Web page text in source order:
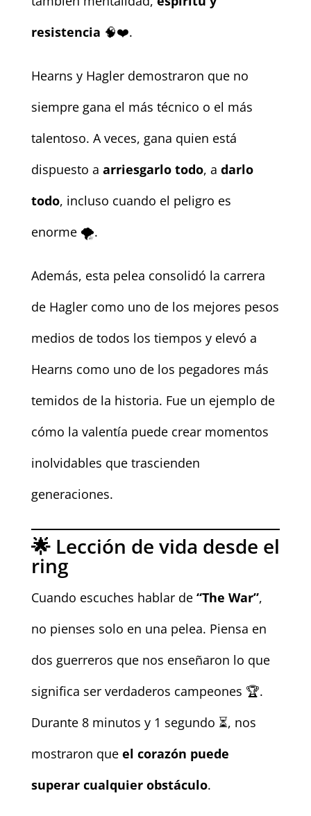
resistencia 🧠❤️.
Hearns y Hagler demostraron que no
siempre gana el más técnico o el más
talentoso. A veces, gana quien está
dispuesto a arriesgarlo todo, a darlo
todo, incluso cuando el peligro es
enorme 🌪️.
Además, esta pelea consolidó la carrera
de Hagler como uno de los mejores pesos
medios de todos los tiempos y elevó a
Hearns como uno de los pegadores más
temidos de la historia. Fue un ejemplo de
cómo la valentía puede crear momentos
inolvidables que trascienden
generaciones.
🌟 Lección de vida desde el
ring
Cuando escuches hablar de “The War”,
no pienses solo en una pelea. Piensa en
dos guerreros que nos enseñaron lo que
significa ser verdaderos campeones 🏆.
Durante 8 minutos y 1 segundo ⏳, nos
mostraron que el corazón puede
superar cualquier obstáculo.